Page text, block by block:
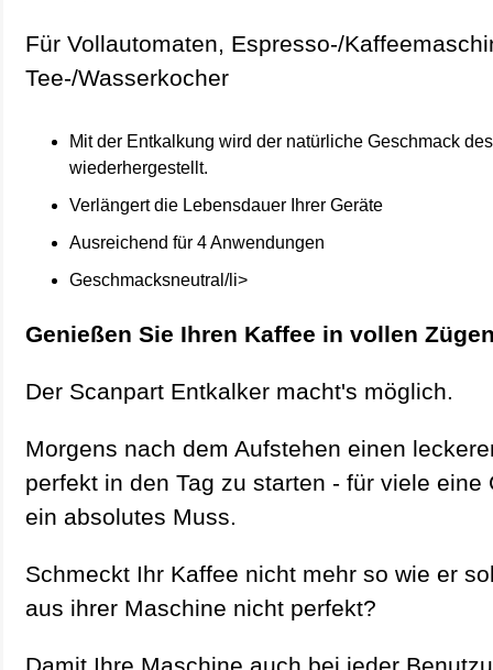
Für Vollautomaten, Espresso-/
Tee-/Wasserkocher
Mit der Entkalkung wird der natürliche Geschmack
wiederhergestellt.
Verlängert die Lebensdauer Ihrer Geräte
Ausreichend für 4 Anwendungen
Geschmacksneutral/li>
Genießen Sie Ihren Kaffee in vollen
Der Scanpart Entkalker macht's möglich.
Morgens nach dem Aufstehen einen
perfekt in den Tag zu starten - für viele eine
ein absolutes Muss.
Schmeckt Ihr Kaffee nicht mehr so wie er
aus ihrer Maschine nicht perfekt?
Damit Ihre Maschine auch bei jeder